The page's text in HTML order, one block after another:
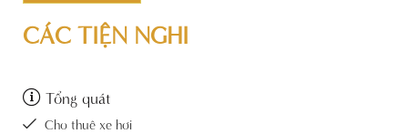
CÁC TIỆN NGHI
Tổng quát
Cho thuê xe hơi